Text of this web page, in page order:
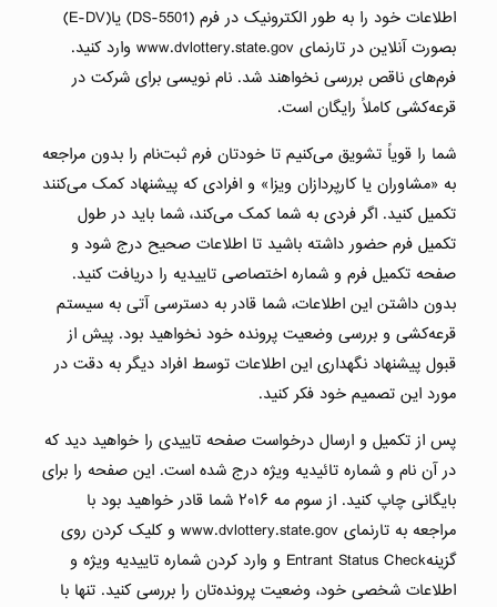
اطلاعات خود را به طور الکترونیک در فرم (DS-5501) یا(E-DV)
بصورت آنلاین در تارنمای www.dvlottery.state.gov وارد کنید.
فرم‌‌های ناقص بررسی نخواهند شد. نام نویسی برای شرکت در
قرعه‌کشی کاملاً رایگان است.
شما را قویاً تشویق می‌کنیم تا خودتان فرم ثبت‌نام را بدون مراجعه
به «مشاوران یا کارپردازان ویزا» و افرادی که پیشنهاد کمک می‌کنند
تکمیل کنید. اگر فردی به شما کمک می‌کند، شما باید در طول
تکمیل فرم حضور داشته باشید تا اطلاعات صحیح درج شود و
صفحه تکمیل فرم و شماره اختصاصی تاییدیه را دریافت کنید.
بدون داشتن این اطلاعات، شما قادر به دسترسی آتی به سیستم
قرعه‌کشی و بررسی وضعیت پرونده خود نخواهید بود. پیش از
قبول پیشنهاد نگهداری این اطلاعات توسط افراد دیگر به دقت در
مورد این تصمیم خود فکر کنید.
پس از تکمیل و ارسال درخواست صفحه تاییدی را خواهید دید که
در آن نام و شماره تائیدیه ویژه درج شده است. این صفحه را برای
بایگانی چاپ کنید. از سوم مه ۲۰۱۶ شما قادر خواهید بود با
مراجعه به تارنمای www.dvlottery.state.gov و کلیک کردن روی
گزینهEntrant Status Check و وارد کردن شماره تاییدیه ویژه و
اطلاعات شخصی خود، وضعیت پرونده‌تان را بررسی کنید. تنها با